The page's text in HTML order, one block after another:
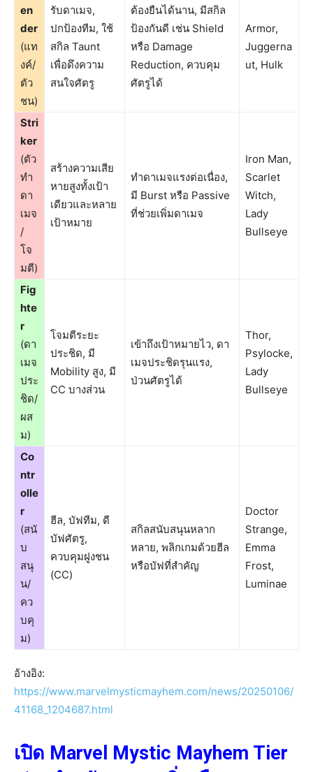
en
der
(แท
งค์/
ตัว
ชน)
รับดาเมจ,
ปกป้องทีม, ใช้
สกิล Taunt
เพื่อดึงความ
สนใจศัตรู
ต้องยืนได้นาน, มีสกิล
ป้องกันดี เช่น Shield
หรือ Damage
Reduction, ควบคุม
ศัตรูได้
Armor,
Juggerna
ut, Hulk
Stri
ker
(ตัว
ทำ
ดา
เมจ
/
โจ
มตี)
สร้างความเสีย
หายสูงทั้งเป้า
เดียวและหลาย
เป้าหมาย
ทำดาเมจแรงต่อเนื่อง,
มี Burst หรือ Passive
ที่ช่วยเพิ่มดาเมจ
Iron Man,
Scarlet
Witch,
Lady
Bullseye
Fig
hte
r
(ดา
เมจ
ประ
ชิด/
ผส
ม)
โจมตีระยะ
ประชิด, มี
Mobility สูง, มี
CC บางส่วน
เข้าถึงเป้าหมายไว, ดา
เมจประชิดรุนแรง,
ป่วนศัตรูได้
Thor,
Psylocke,
Lady
Bullseye
Co
ntr
olle
r
(สนั
บ
สนุ
น/
คว
บคุ
ม)
ฮีล, บัฟทีม, ดี
บัฟศัตรู,
ควบคุมฝูงชน
(CC)
สกิลสนับสนุนหลาก
หลาย, พลิกเกมด้วยฮีล
หรือบัฟที่สำคัญ
Doctor
Strange,
Emma
Frost,
Luminae
อ้างอิง:
https://www.marvelmysticmayhem.com/news/20250106/
41168_1204687.html
เปิด Marvel Mystic Mayhem Tier